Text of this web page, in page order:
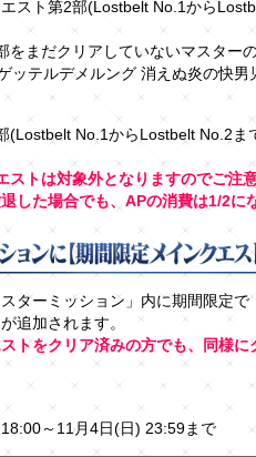
スト第2部(Lostbelt No.1から
をまだクリアしていないマスター
ッテルデメルング 消えぬ炎の快
(Lostbelt No.1からLostbelt No.2ま
ストは対象外となりますのでご注
した場合でも、APの消費は1/2に
ターミッション」内に期間限定
追加されます。
トをクリア済みの方でも、同様
～11月4日(日) 23:59まで